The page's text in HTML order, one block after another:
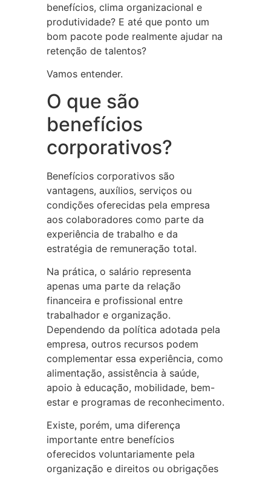
benefícios, clima organizacional e
produtividade? E até que ponto um
bom pacote pode realmente ajudar na
retenção de talentos?
Vamos entender.
O que são
benefícios
corporativos?
Benefícios corporativos são
vantagens, auxílios, serviços ou
condições oferecidas pela empresa
aos colaboradores como parte da
experiência de trabalho e da
estratégia de remuneração total.
Na prática, o salário representa
apenas uma parte da relação
financeira e profissional entre
trabalhador e organização.
Dependendo da política adotada pela
empresa, outros recursos podem
complementar essa experiência, como
alimentação, assistência à saúde,
apoio à educação, mobilidade, bem-
estar e programas de reconhecimento.
Existe, porém, uma diferença
importante entre benefícios
oferecidos voluntariamente pela
organização e direitos ou obrigações